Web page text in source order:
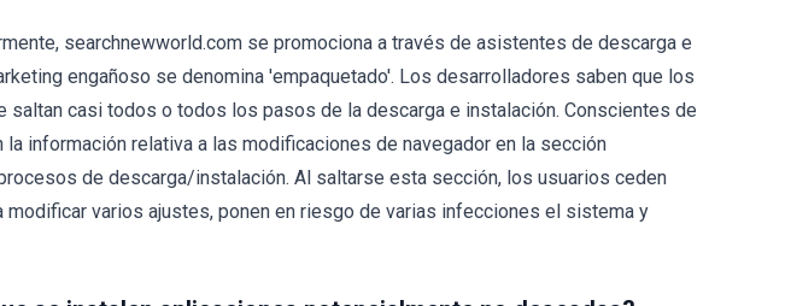
searchnewworld.com se promociona a través de asistentes de descarga e
engañoso se denomina 'empaquetado'. Los desarrolladores saben que los
saltan casi todos o todos los pasos de la descarga e instalación. Conscientes de
información relativa a las modificaciones de navegador en la sección
de descarga/instalación. Al saltarse esta sección, los usuarios ceden
varios ajustes, ponen en riesgo de varias infecciones el sistema y